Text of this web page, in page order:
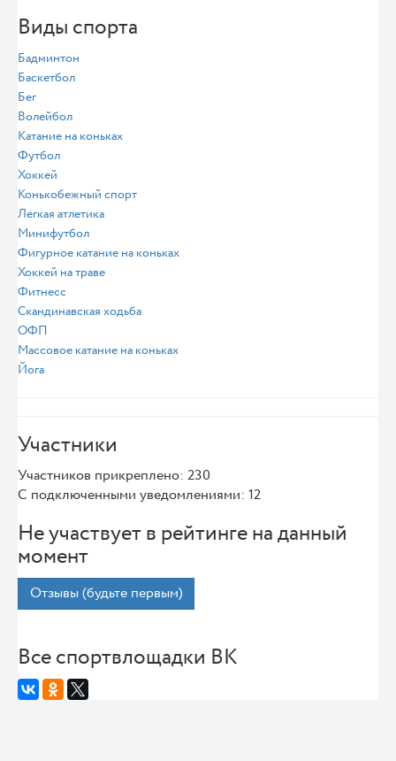
Виды спорта
Бадминтон
Баскетбол
Бег
Волейбол
Катание на коньках
Футбол
Хоккей
Конькобежный спорт
Легкая атлетика
Минифутбол
Фигурное катание на коньках
Хоккей на траве
Фитнесс
Скандинавская ходьба
ОФП
Массовое катание на коньках
Йога
Участники
Участников прикреплено: 230
С подключенными уведомлениями: 12
Не участвует в рейтинге на данный
момент
Отзывы (будьте первым)
Все спортвлощадки ВК